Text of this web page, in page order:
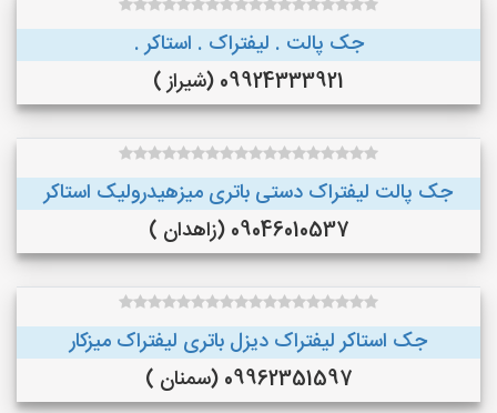
جک پالت . لیفتراک . استاکر .
09924333921 (شیراز )
جک پالت لیفتراک دستی باتری میزهیدرولیک استاکر
09046010537 (زاهدان )
جک استاکر لیفتراک دیزل باتری لیفتراک میزکار
09962351597 (سمنان )